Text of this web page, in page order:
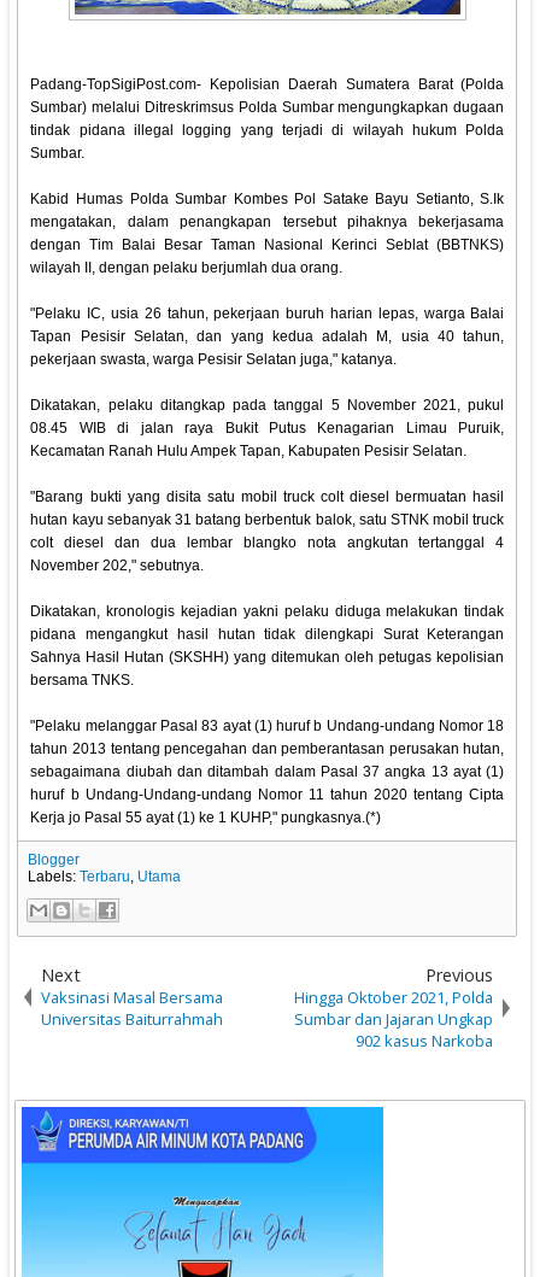
Padang-TopSigiPost.com- Kepolisian Daerah Sumatera Barat (Polda
Sumbar) melalui Ditreskrimsus Polda Sumbar mengungkapkan dugaan
tindak pidana illegal logging yang terjadi di wilayah hukum Polda
Sumbar.
Kabid Humas Polda Sumbar Kombes Pol Satake Bayu Setianto, S.Ik
mengatakan, dalam penangkapan tersebut pihaknya bekerjasama
dengan Tim Balai Besar Taman Nasional Kerinci Seblat (BBTNKS)
wilayah II, dengan pelaku berjumlah dua orang.
"Pelaku IC, usia 26 tahun, pekerjaan buruh harian lepas, warga Balai
Tapan Pesisir Selatan, dan yang kedua adalah M, usia 40 tahun,
pekerjaan swasta, warga Pesisir Selatan juga," katanya.
Dikatakan, pelaku ditangkap pada tanggal 5 November 2021, pukul
08.45 WIB di jalan raya Bukit Putus Kenagarian Limau Puruik,
Kecamatan Ranah Hulu Ampek Tapan, Kabupaten Pesisir Selatan.
"Barang bukti yang disita satu mobil truck colt diesel bermuatan hasil
hutan kayu sebanyak 31 batang berbentuk balok, satu STNK mobil truck
colt diesel dan dua lembar blangko nota angkutan tertanggal 4
November 202," sebutnya.
Dikatakan, kronologis kejadian yakni pelaku diduga melakukan tindak
pidana mengangkut hasil hutan tidak dilengkapi Surat Keterangan
Sahnya Hasil Hutan (SKSHH) yang ditemukan oleh petugas kepolisian
bersama TNKS.
"Pelaku melanggar Pasal 83 ayat (1) huruf b Undang-undang Nomor 18
tahun 2013 tentang pencegahan dan pemberantasan perusakan hutan,
sebagaimana diubah dan ditambah dalam Pasal 37 angka 13 ayat (1)
huruf b Undang-Undang-undang Nomor 11 tahun 2020 tentang Cipta
Kerja jo Pasal 55 ayat (1) ke 1 KUHP," pungkasnya.(*)
Blogger
Labels:Terbaru, Utama
Next
Vaksinasi Masal Bersama
Universitas Baiturrahmah
Previous
Hingga Oktober 2021, Polda
Sumbar dan Jajaran Ungkap
902 kasus Narkoba